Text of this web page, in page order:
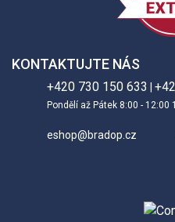
KONTAKTUJTE NÁS
+420 730 150 633
Pondělí až Pátek 8:00 - 12:00
eshop@bradop.cz